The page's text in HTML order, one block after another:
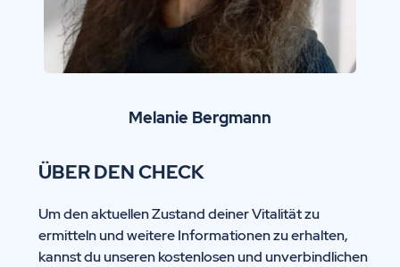
Melanie Bergmann
ÜBER DEN CHECK
Um den aktuellen Zustand deiner Vitalität zu
ermitteln und weitere Informationen zu erhalten,
kannst du unseren kostenlosen und unverbindlichen